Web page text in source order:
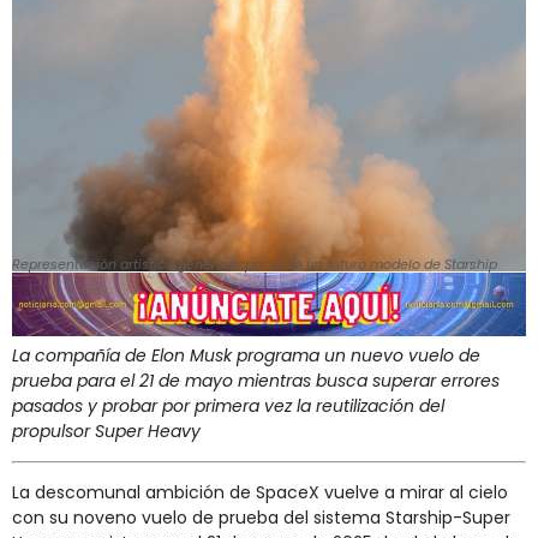
Representación artística generada por IA de un futuro modelo de Starship
La compañía de Elon Muskprograma un nuevo vuelo de
prueba para el21de mayo mientras busca superarerrores
pasados y probarporprimera vezla reutilización del
propulsorSuperHeavy
La descomunal ambición de SpaceX vuelve a mirar al cielo
con su noveno vuelo de prueba del sistema Starship-Super